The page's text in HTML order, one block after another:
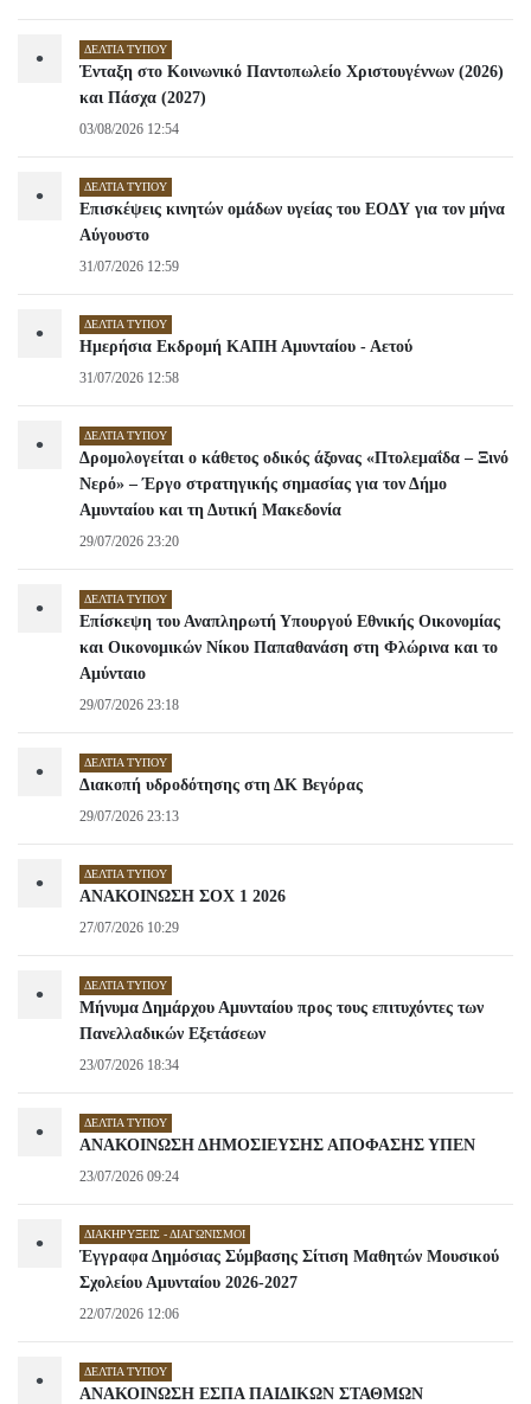
• ΔΕΛΤΊΑ ΤΎΠΟΥ
Ένταξη στο Κοινωνικό Παντοπωλείο Χριστουγέννων (2026)
και Πάσχα (2027)
03/08/2026 12:54
• ΔΕΛΤΊΑ ΤΎΠΟΥ
Επισκέψεις κινητών ομάδων υγείας του ΕΟΔΥ για τον μήνα
Αύγουστο
31/07/2026 12:59
• ΔΕΛΤΊΑ ΤΎΠΟΥ
Ημερήσια Εκδρομή ΚΑΠΗ Αμυνταίου - Αετού
31/07/2026 12:58
• ΔΕΛΤΊΑ ΤΎΠΟΥ
Δρομολογείται ο κάθετος οδικός άξονας «Πτολεμαΐδα – Ξινό
Νερό» – Έργο στρατηγικής σημασίας για τον Δήμο
Αμυνταίου και τη Δυτική Μακεδονία
29/07/2026 23:20
• ΔΕΛΤΊΑ ΤΎΠΟΥ
Επίσκεψη του Αναπληρωτή Υπουργού Εθνικής Οικονομίας
και Οικονομικών Νίκου Παπαθανάση στη Φλώρινα και το
Αμύνταιο
29/07/2026 23:18
• ΔΕΛΤΊΑ ΤΎΠΟΥ
Διακοπή υδροδότησης στη ΔΚ Βεγόρας
29/07/2026 23:13
• ΔΕΛΤΊΑ ΤΎΠΟΥ
ΑΝΑΚΟΙΝΩΣΗ ΣΟΧ 1 2026
27/07/2026 10:29
• ΔΕΛΤΊΑ ΤΎΠΟΥ
Μήνυμα Δημάρχου Αμυνταίου προς τους επιτυχόντες των
Πανελλαδικών Εξετάσεων
23/07/2026 18:34
• ΔΕΛΤΊΑ ΤΎΠΟΥ
ΑΝΑΚΟΙΝΩΣΗ ΔΗΜΟΣΙΕΥΣΗΣ ΑΠΟΦΑΣΗΣ ΥΠΕΝ
23/07/2026 09:24
• ΔΙΑΚΗΡΎΞΕΙΣ - ΔΙΑΓΩΝΙΣΜΟΊ
Έγγραφα Δημόσιας Σύμβασης Σίτιση Μαθητών Μουσικού
Σχολείου Αμυνταίου 2026-2027
22/07/2026 12:06
• ΔΕΛΤΊΑ ΤΎΠΟΥ
ΑΝΑΚΟΙΝΩΣΗ ΕΣΠΑ ΠΑΙΔΙΚΩΝ ΣΤΑΘΜΩΝ